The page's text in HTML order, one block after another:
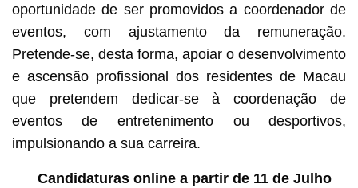
oportunidade de ser promovidos a coordenador de
eventos, com ajustamento da remuneração.
Pretende-se, desta forma, apoiar o desenvolvimento
e ascensão profissional dos residentes de Macau
que pretendem dedicar-se à coordenação de
eventos de entretenimento ou desportivos,
impulsionando a sua carreira.
Candidaturas online a partir de 11 de Julho